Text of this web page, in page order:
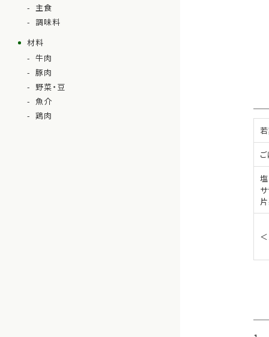
主食
調味料
材料
牛肉
豚肉
野菜・豆
魚介
鶏肉
塩